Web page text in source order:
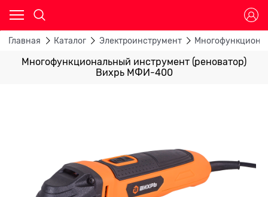
Главная Каталог Электроинструмент
Многофункциональный инструмент (реноватор)
Вихрь МФИ-400